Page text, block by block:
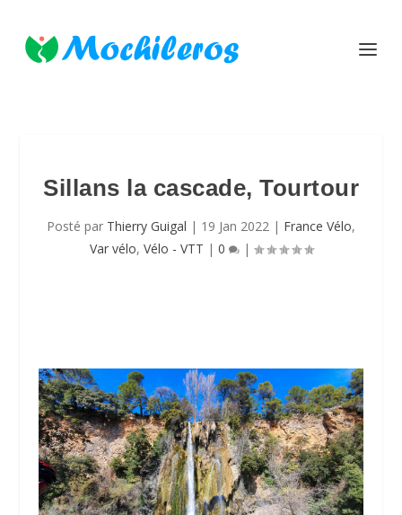
Sillans la cascade, Tourtour
Posté par Thierry Guigal | 19 Jan 2022 | France Vélo,
Var vélo, Vélo - VTT | 0 |